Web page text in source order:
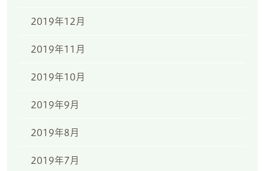
2019年12月
2019年11月
2019年10月
2019年9月
2019年8月
2019年7月